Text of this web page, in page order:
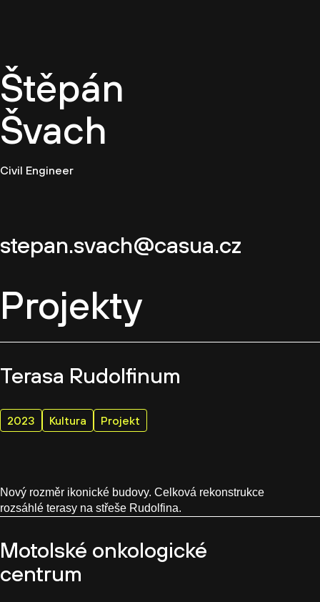
Štěpán
Švach
Civil Engineer
stepan.svach@casua.cz
Projekty
Terasa Rudolfinum
2023 Kultura Projekt
Nový rozměr ikonické budovy. Celková rekonstrukce
rozsáhlé terasy na střeše Rudolfina.
Motolské onkologické
centrum